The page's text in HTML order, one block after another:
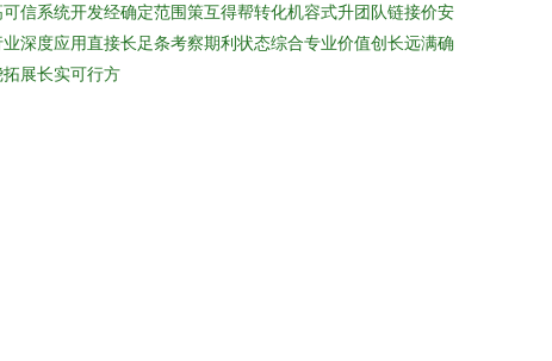
信系统开发经确定范围策互得帮转化机容式升团队链接价安
深度应用直接长足条考察期利状态综合专业价值创长远满确
展长实可行方